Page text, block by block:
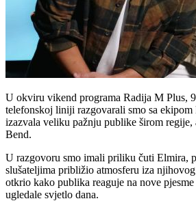
U okviru vikend programa Radija M Plus,
telefonskoj liniji razgovarali smo sa ekipom
izazvala veliku pažnju publike širom regije,
Bend.
U razgovoru smo imali priliku čuti Elmira,
slušateljima približio atmosferu iza
otkrio kako publika reaguje na nove
ugledale svjetlo dana.